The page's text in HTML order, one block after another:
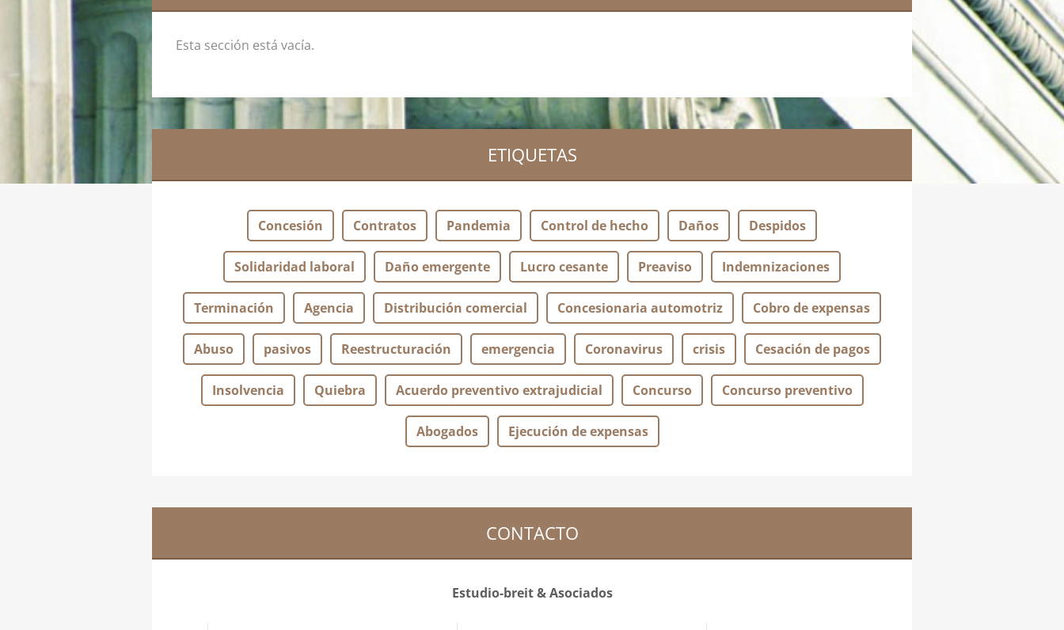
Esta sección está vacía.
ETIQUETAS
Concesión Contratos Pandemia Control de hecho Daños Despidos
Solidaridad laboral Daño emergente Lucro cesante Preaviso Indemnizaciones
Terminación Agencia Distribución comercial Concesionaria automotriz Cobro de expensas
Abuso pasivos Reestructuración emergencia Coronavirus crisis Cesación de pagos
Insolvencia Quiebra Acuerdo preventivo extrajudicial Concurso Concurso preventivo
Abogados Ejecución de expensas
CONTACTO
Estudio-breit & Asociados